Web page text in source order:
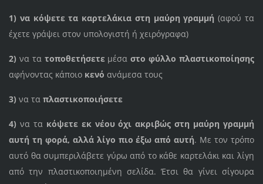
1) να κόψετε τα καρτελάκια στη μαύρη γραμμή(αφού τα
έχετε γράψει στον υπολογιστή ή χειρόγραφα)
2) να τα τοποθετήσετε μέσαστο φύλλο πλαστικοποίησης
αφήνοντας κάποιο κενό ανάμεσα τους
3) να τα πλαστικοποιήσετε
4) να τα κόψετε εκ νέου όχι ακριβώς στη μαύρη γραμμή
αυτή τη φορά, αλλά λίγο πιο έξω από αυτή. Με τον τρόπο
αυτό θα συμπεριλάβετε γύρω από το κάθε καρτελάκι και λίγη
από την πλαστικοποιημένη σελίδα. Έτσι θα γίνει σίγουρα